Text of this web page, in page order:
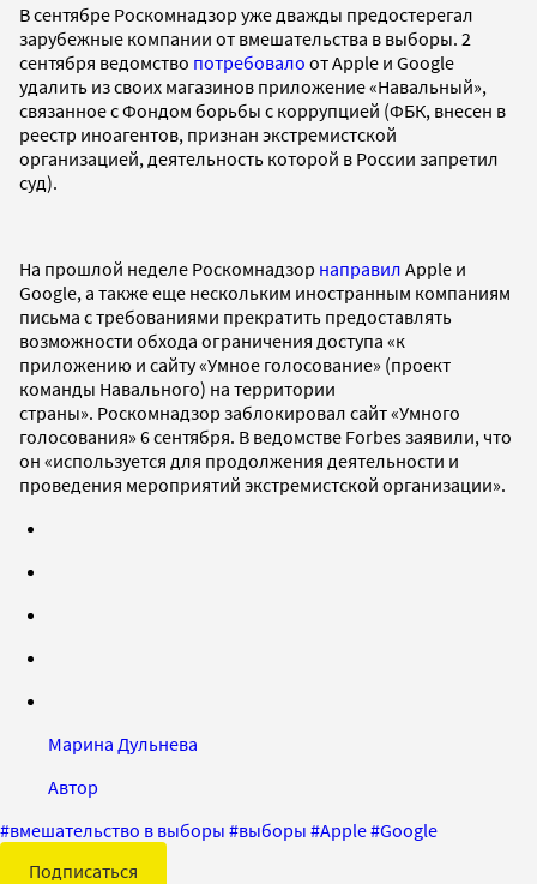
В сентябре Роскомнадзор уже дважды предостерегал
зарубежные компании от вмешательства в выборы. 2
сентября ведомство потребовало от Apple и Google
удалить из своих магазинов приложение «Навальный»,
связанное с Фондом борьбы с коррупцией (ФБК, внесен в
реестр иноагентов, признан экстремистской
организацией, деятельность которой в России запретил
суд).
На прошлой неделе Роскомнадзор направил Apple и
Google, а также еще нескольким иностранным компаниям
письма с требованиями прекратить предоставлять
возможности обхода ограничения доступа «к
приложению и сайту «Умное голосование» (проект
команды Навального) на территории
страны». Роскомнадзор заблокировал сайт «Умного
голосования» 6 сентября. В ведомстве Forbes заявили, что
он «используется для продолжения деятельности и
проведения мероприятий экстремистской организации».
Марина Дульнева
Автор
#вмешательство в выборы #выборы #Apple#Google
Подписаться